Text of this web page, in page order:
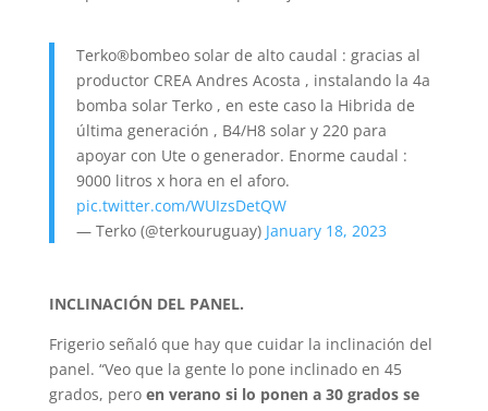
Terko®️bombeo solar de alto caudal : gracias al
productor CREA Andres Acosta , instalando la 4a
bomba solar Terko , en este caso la Hibrida de
última generación , B4/H8 solar y 220 para
apoyar con Ute o generador. Enorme caudal :
9000 litros x hora en el aforo.
pic.twitter.com/WUIzsDetQW
— Terko (@terkouruguay) January 18, 2023
INCLINACIÓN DEL PANEL.
Frigerio señaló que hay que cuidar la inclinación del
panel. “Veo que la gente lo pone inclinado en 45
grados, pero en verano si lo ponen a 30 grados se